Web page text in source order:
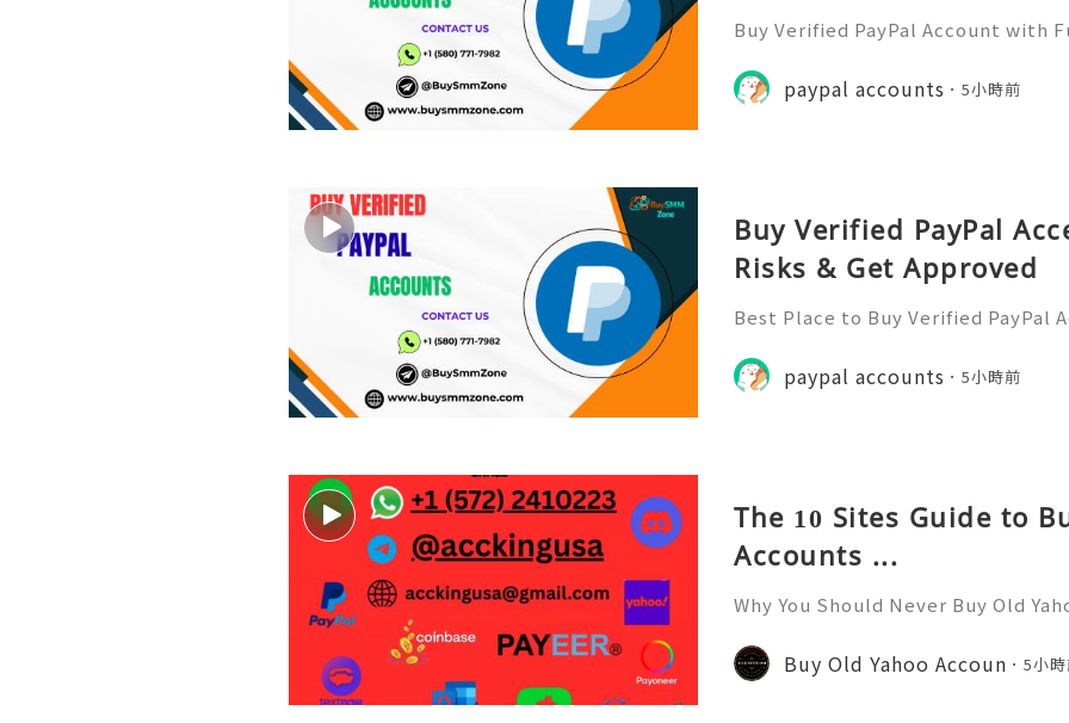
Buy Verified PayPal Account with
m: @BuySmmZone ✅ Skype:
paypal accounts 5小時前
Buy Verified PayPal
Risks & Get Approved
Best Place to Buy Verified PayPal
026, transaction speed is the
er you are bidding on a
paypal accounts 5小時前
The 10 Sites Guide to
Accounts ...
Why You Should Never Buy Old
onal communication, business
ccount recovery. Because of
Buy Old Yahoo Accoun 5小